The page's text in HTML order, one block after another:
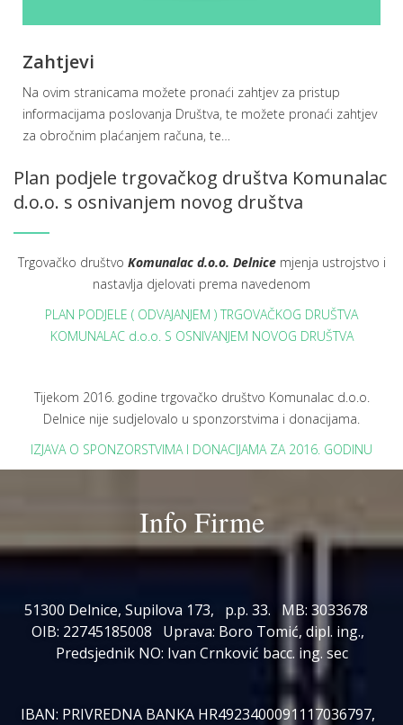
Zahtjevi
Na ovim stranicama možete pronaći zahtjev za pristup
informacijama poslovanja Društva, te možete pronaći zahtjev
za obročnim plaćanjem računa, te…
Plan podjele trgovačkog društva Komunalac
d.o.o. s osnivanjem novog društva
Trgovačko društvo Komunalac d.o.o. Delnicemjenja ustrojstvo i
nastavlja djelovati prema navedenom
PLAN PODJELE ( ODVAJANJEM ) TRGOVAČKOG DRUŠTVA
KOMUNALAC d.o.o. S OSNIVANJEM NOVOG DRUŠTVA
Tijekom 2016. godine trgovačko društvo Komunalac d.o.o.
Delnice nije sudjelovalo u sponzorstvima i donacijama.
IZJAVA O SPONZORSTVIMA I DONACIJAMA ZA 2016. GODINU
Info Firme
51300 Delnice, Supilova 173, p.p. 33. MB: 3033678
OIB: 22745185008 Uprava: Boro Tomić, dipl. ing.,
Predsjednik NO: Ivan Crnković bacc. ing. sec
IBAN: PRIVREDNA BANKA HR4923400091117036797,